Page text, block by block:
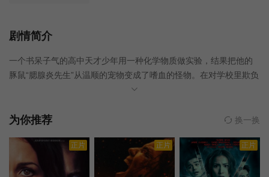
剧情简介
一个书呆子气的高中天才少年用一种化学物质做实验，结果把他的
豚鼠“腮腺炎先生”从温顺的宠物变成了嗜血的怪物。在对学校里欺负
他的人怒不可遏之后，弗农·波茨（帕特·卡迪饰）开始了一场杀戮，
毛骨悚然的清洁工（格里格斯先生）以及他的……
为你推荐 换一换
正片 正片 正片